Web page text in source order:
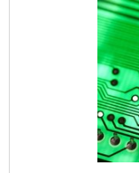
versatilidade,